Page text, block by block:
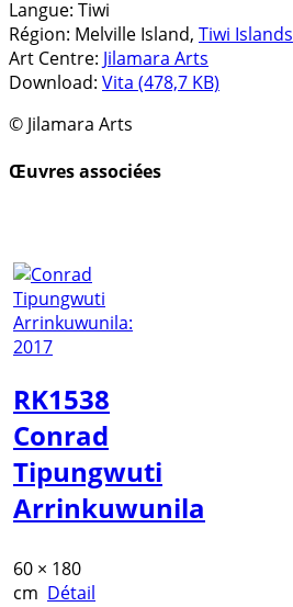
Langue: Tiwi
Région: Melville Island, Tiwi Islands
Art Centre: Jilamara Arts
Download: Vita (478,7 KB)
© Jilamara Arts
Œuvres associées
RK1538
Conrad
Tipungwuti
Arrinkuwunila
60 × 180
cm Détail